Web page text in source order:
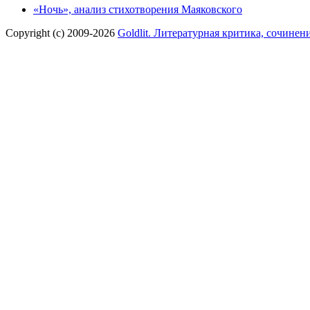
«Ночь», анализ стихотворения Маяковского
Copyright (c) 2009-2026 Goldlit. Литературная критика,